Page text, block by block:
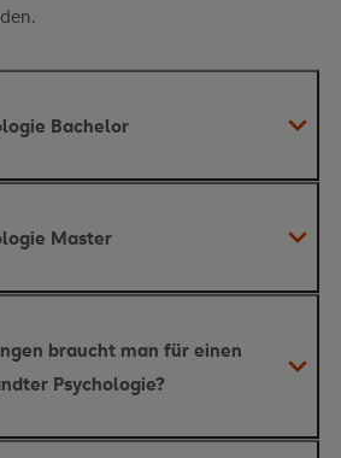
Bachelor
Master
braucht man für einen
Psychologie?